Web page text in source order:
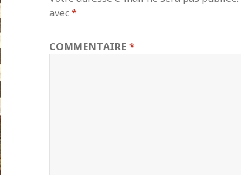
avec*
COMMENTAIRE*